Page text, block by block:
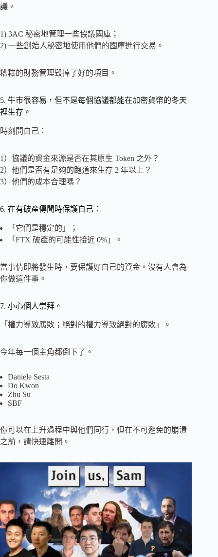
議。
1) 3AC 秘密地管理一些協議國庫；
2) 一些創始人秘密地使用他們的國庫進行交易。
糟糕的財務管理毀掉了好的項目。
5. 牛市很容易，但不是每個協議都能在加密貨幣的冬天
裡生存。
時刻問自己：
1）協議的資金來源是否在其原生 Token 之外？
2）他們是否有足夠的跑道來生存 2 年以上？
3）他們的成本合理嗎？
6. 在有破產傳聞時保護自己：
「它們是穩定的」；
「FTX 破產的可能性接近 0%」。
當事情即將發生時，要保護好自己的資金。沒有人會為
你做這件事。
7. 小心個人崇拜。
「權力導致腐敗；絕對的權力導致絕對的腐敗」。
今年每一個主角都倒下了。
Daniele Sesta
Do Kwon
Zhu Su
SBF
你可以在上升過程中與他們同行，但在不可避免的崩潰
之前，請快速離開。